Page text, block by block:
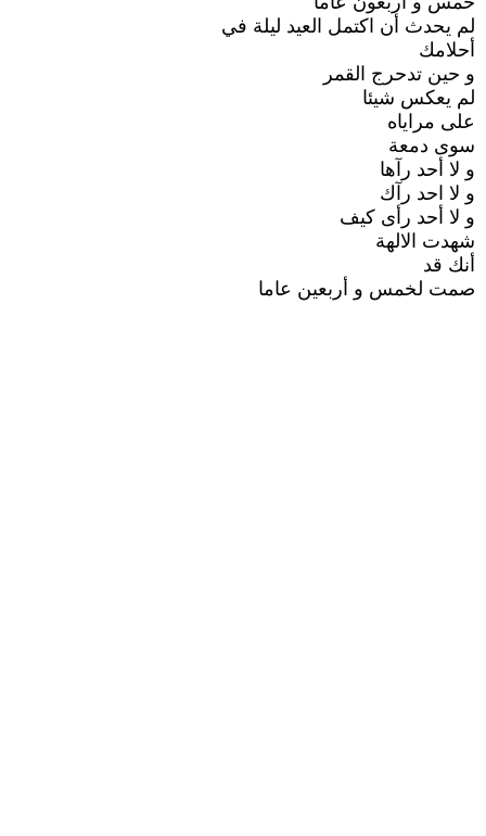
لم يحدث أن اكتمل العيد ليلة في
أحلامك
و حين تدحرج القمر
لم يعكس شيئا
على مراياه
سوى دمعة
و لا أحد رآها
و لا احد رآك
و لا أحد رأى كيف
شهدت الالهة
أنك قد
صمت لخمس و أربعين عاما